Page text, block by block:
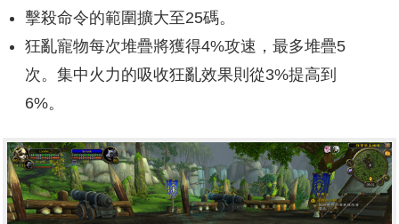
擊殺命令的範圍擴大至25碼。
狂亂寵物每次堆疊將獲得4%攻速，最多堆疊5
次。集中火力的吸收狂亂效果則從3%提高到
6%。